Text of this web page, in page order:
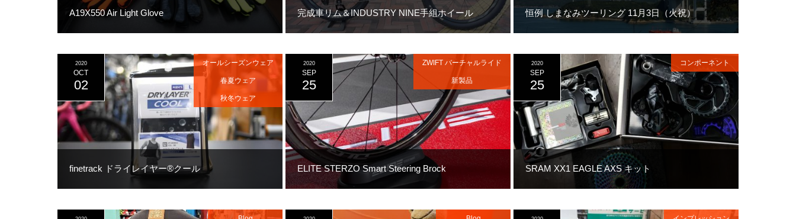
A19X550 Air Light Glove 完成車リム＆INDUSTRY NINE手組ホイール 恒例 しまなみツーリング 11月3日（火祝）
finetrack ドライレイヤー®クール
2020
OCT
02
オールシーズンウェア
春夏ウェア
秋冬ウェア
ELITE STERZO Smart Steering Brock
2020
SEP
25
ZWIFT バーチャルライド
新製品
SRAM XX1 EAGLE AXS キット
2020
SEP
25
コンポーネント